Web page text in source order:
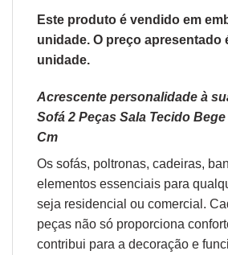
Este produto é vendido em
unidade. O preço apresentado
unidade.
Acrescente personalidade à
Sofá 2 Peças Sala Tecido Bege
Cm
Os sofás, poltronas, cadeiras,
elementos essenciais para
seja residencial ou comercial.
peças não só proporciona
contribui para a decoração e